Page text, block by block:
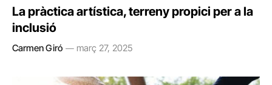
La pràctica artística, terreny propici per a la
inclusió
Carmen Giró març 27, 2025